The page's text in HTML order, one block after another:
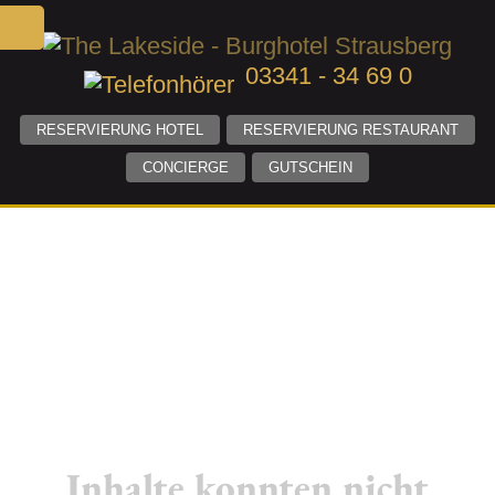
03341 - 34 69 0
RESERVIERUNG HOTEL RESERVIERUNG RESTAURANT
CONCIERGE GUTSCHEIN